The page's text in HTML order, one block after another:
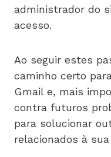
administrador do
acesso.
Ao seguir estes
caminho certo
Gmail e, mais
contra futuros
para solucionar
relacionados à